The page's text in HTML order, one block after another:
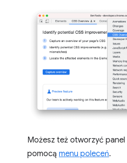
Możesz też otworzyć panel
pomocą menu poleceń.